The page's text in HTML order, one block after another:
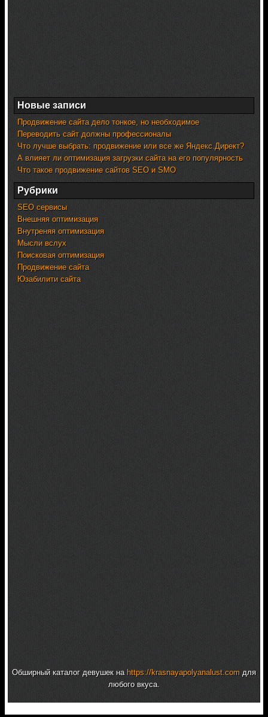
Новые записи
Продвижение сайта дело тонкое, но необходимое
Переводить сайт должны профессионалы
Что лучше выбрать: продвижение или все же Яндекс.Директ?
А влияет ли оптимизация загрузки сайта на его популярность
Что такое продвижение сайтов SEO и SMO
Рубрики
SEO сервисы
Внешняя оптимизация
Внутреняя оптимизация
Мысли вслух
Поисковая оптимизация
Продвижение сайта
Юзабилити сайта
Обширный каталог девушек на https://krasnayapolyanalust.com для
любого вкуса.